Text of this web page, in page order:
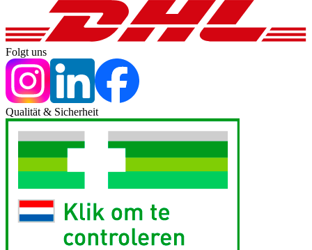
Folgt uns
Qualität & Sicherheit